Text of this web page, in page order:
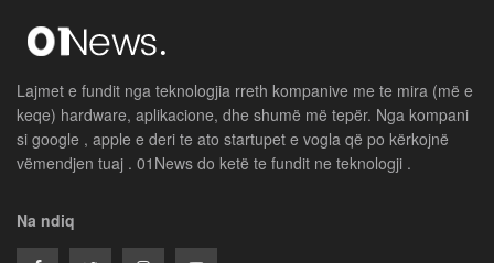
Lajmet e fundit nga teknologjia rreth kompanive me te mira (më e
keqe) hardware, aplikacione, dhe shumë më tepër. Nga kompani
si google , apple e deri te ato startupet e vogla që po kërkojnë
vëmendjen tuaj . 01News do ketë te fundit ne teknologji .
Na ndiq